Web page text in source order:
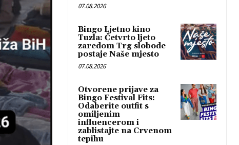
07.08.2026
Bingo Ljetno kino
Tuzla: Četvrto ljeto
zaredom Trg slobode
postaje Naše mjesto
07.08.2026
Otvorene prijave za
Bingo Festival Fits:
Odaberite outfit s
omiljenim
influencerom i
zablistajte na Crvenom
tepihu